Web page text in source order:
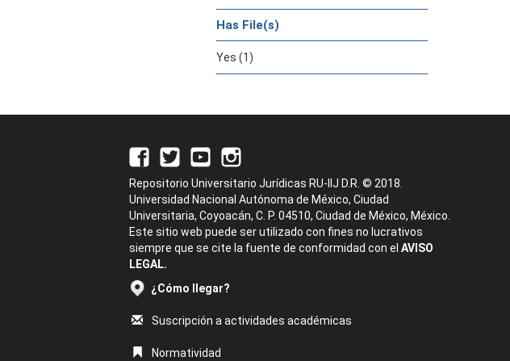
Has File(s)
Yes (1)
Repositorio Universitario Jurídicas RU-IIJ D.R. © 2018.
Universidad Nacional Autónoma de México, Ciudad
Universitaria, Coyoacán, C. P. 04510, Ciudad de México, México.
Este sitio web puede ser utilizado con fines no lucrativos
siempre que se cite la fuente de conformidad con el AVISO
LEGAL.
¿Cómo llegar?
Suscripción a actividades académicas
Normatividad